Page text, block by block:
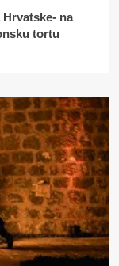
na
tortu